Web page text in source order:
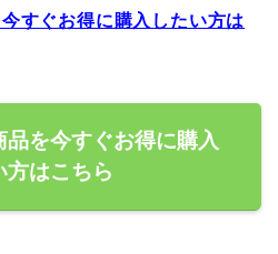
すぐお得に購入したい方は
を今すぐお得に購入
方はこちら